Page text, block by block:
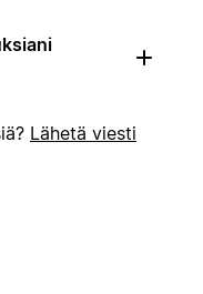
Lähetä viesti